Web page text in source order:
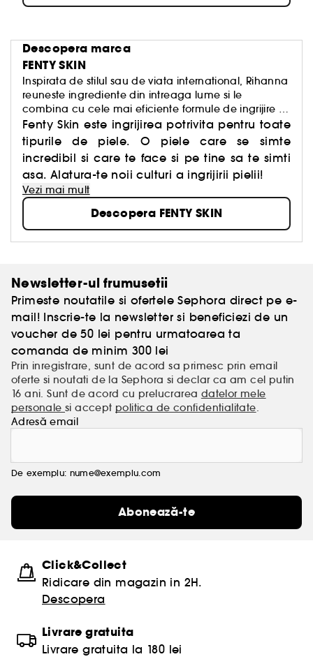
Descopera marca
FENTY SKIN
Inspirata de stilul sau de viata international, Rihanna
reuneste ingrediente din intreaga lume si le
combina cu cele mai eficiente formule de ingrijire a
pielii, precum acidul hialuronic si niacinamidele, cu
rezultate dovedite stiintific.
Fenty Skin este ingrijirea potrivita pentru toate
tipurile de piele. O piele care se simte
incredibil si care te face si pe tine sa te simti
asa. Alatura-te noii culturi a ingrijirii pielii!
Vezi mai mult
Descopera FENTY SKIN
Newsletter-ul frumusetii
Primeste noutatile si ofertele Sephora direct pe e-
mail! Inscrie-te la newsletter si beneficiezi de un
voucher de 50 lei pentru urmatoarea ta
comanda de minim 300 lei
Prin inregistrare, sunt de acord sa primesc prin email
oferte si noutati de la Sephora si declar ca am cel putin
16 ani. Sunt de acord cu prelucrarea datelor mele
personalesi accept politica de confidentialitate.
Adresă email
De exemplu: nume@exemplu.com
Abonează-te
Click&Collect
Ridicare din magazin in 2H.
Descopera
Livrare gratuita
Livrare gratuita la 180 lei